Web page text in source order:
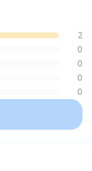
2
0
0
0
0